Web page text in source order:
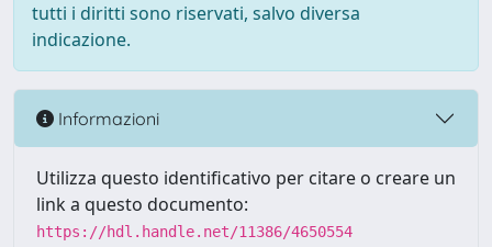
tutti i diritti sono riservati, salvo diversa
indicazione.
Informazioni
Utilizza questo identificativo per citare o creare un
link a questo documento:
https://hdl.handle.net/11386/4650554